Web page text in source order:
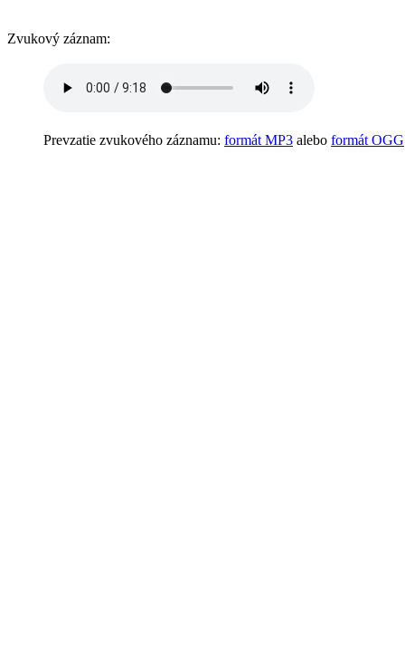
Zvukový záznam:
Prevzatie zvukového záznamu: formát MP3 alebo formát OGG